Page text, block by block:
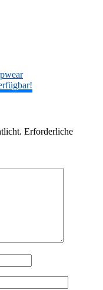
Erforderliche